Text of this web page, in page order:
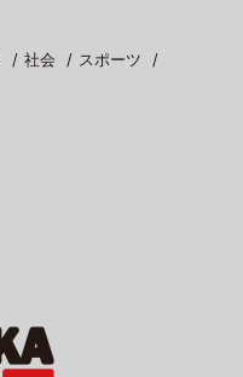
社会
スポーツ